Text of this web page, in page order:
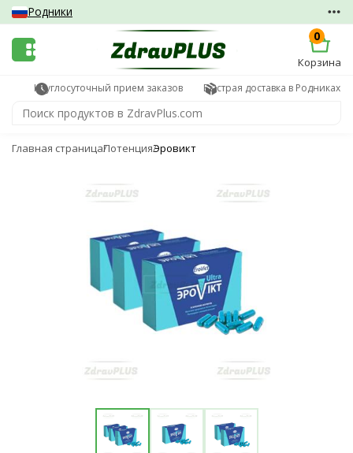
Родники
0
Корзина
Круглосуточный прием заказов Быстрая доставка в Родниках
Главная страницаПотенцияЭровикт